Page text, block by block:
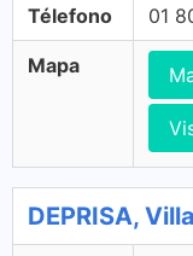
Télefono 01
Mapa
DEPRISA,